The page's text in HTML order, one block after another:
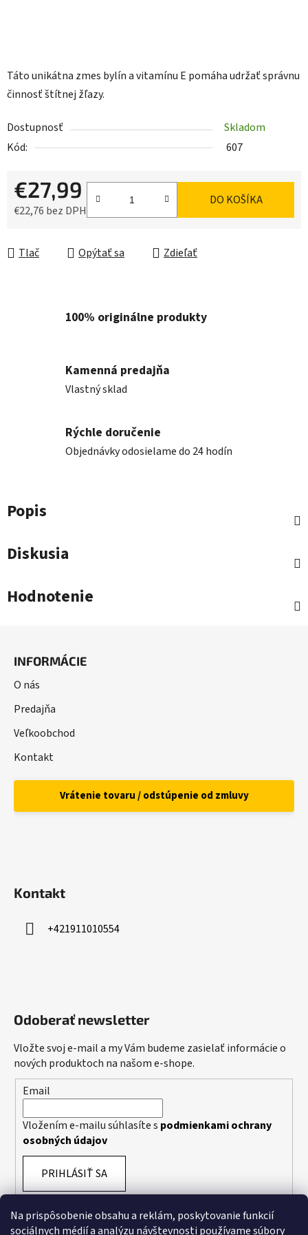
Na prispôsobenie obsahu a reklám, poskytovanie funkcií
sociálnych médií a analýzu návštevnosti používame súbory
Táto unikátna zmes bylín a vitamínu E pomáha udržať správnu
činnosť štítnej žľazy.
Dostupnosť
Skladom
Kód:
607
€27,99
€22,76 bez DPH
DO KOŠÍKA
Tlač Opýtať sa Zdieľať
100% originálne produkty
Kamenná predajňa
Vlastný sklad
Rýchle doručenie
Objednávky odosielame do 24 hodín
Popis
Diskusia
Hodnotenie
INFORMÁCIE
O nás
Predajňa
Veľkoobchod
Kontakt
Vrátenie tovaru / odstúpenie od zmluvy
Kontakt
+421911010554
Odoberať newsletter
Vložte svoj e-mail a my Vám budeme zasielať informácie o
nových produktoch na našom e-shope.
Email
Vložením e-mailu súhlasíte s podmienkami ochrany
osobných údajov
PRIHLÁSIŤ SA